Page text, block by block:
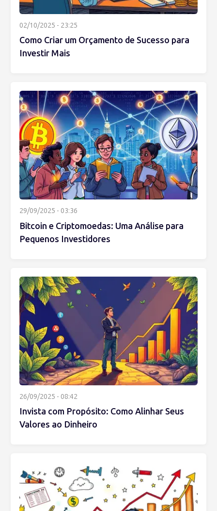
02/10/2025 - 23:25
Como Criar um Orçamento de Sucesso para
Investir Mais
29/09/2025 - 03:36
Bitcoin e Criptomoedas: Uma Análise para
Pequenos Investidores
26/09/2025 - 08:42
Invista com Propósito: Como Alinhar Seus
Valores ao Dinheiro